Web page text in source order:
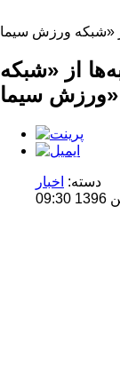
از «شبکه
ورزش سیما»
دسته: اخبار